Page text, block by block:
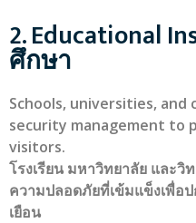
2. Educational
ศึกษา
Schools, universities,
security management to
visitors.
โรงเรียน มหาวิทยาลัย และวิ
ความปลอดภัยที่เข้มแข็งเพื่อ
เยือน